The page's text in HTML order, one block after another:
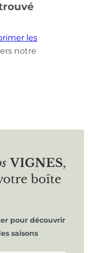
les
notre
VIGNES,
boîte
pour découvrir
saisons